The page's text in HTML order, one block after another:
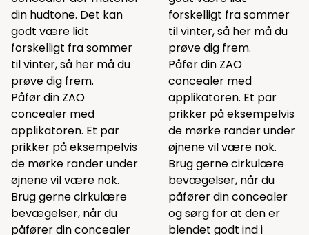
din hudtone. Det kan
godt være lidt
forskelligt fra sommer
til vinter, så her må du
prøve dig frem.
Påfør din ZAO
concealer med
applikatoren. Et par
prikker på eksempelvis
de mørke rander under
øjnene vil være nok.
Brug gerne cirkulære
bevægelser, når du
påfører din concealer
forskelligt fra sommer
til vinter, så her må du
prøve dig frem.
Påfør din ZAO
concealer med
applikatoren. Et par
prikker på eksempelvis
de mørke rander under
øjnene vil være nok.
Brug gerne cirkulære
bevægelser, når du
påfører din concealer
og sørg for at den er
blendet godt ind i